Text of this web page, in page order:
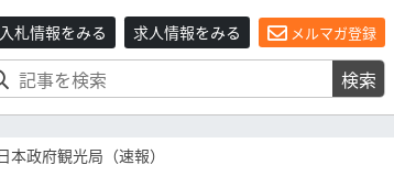
入札情報をみる 求人情報をみる メルマガ登録
検索
政府観光局（速報）